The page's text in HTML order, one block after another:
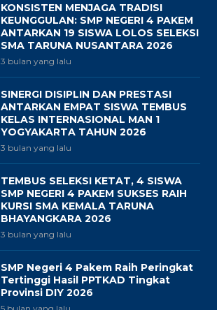
KONSISTEN MENJAGA TRADISI
KEUNGGULAN: SMP NEGERI 4 PAKEM
ANTARKAN 19 SISWA LOLOS SELEKSI
SMA TARUNA NUSANTARA 2026
3 bulan yang lalu
SINERGI DISIPLIN DAN PRESTASI
ANTARKAN EMPAT SISWA TEMBUS
KELAS INTERNASIONAL MAN 1
YOGYAKARTA TAHUN 2026
3 bulan yang lalu
TEMBUS SELEKSI KETAT, 4 SISWA
SMP NEGERI 4 PAKEM SUKSES RAIH
KURSI SMA KEMALA TARUNA
BHAYANGKARA 2026
3 bulan yang lalu
SMP Negeri 4 Pakem Raih Peringkat
Tertinggi Hasil PPTKAD Tingkat
Provinsi DIY 2026
5 bulan yang lalu